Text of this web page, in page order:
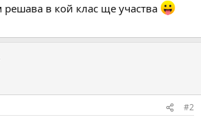
в кой клас ще участва
#2